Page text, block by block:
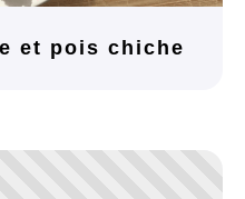
et pois chiche